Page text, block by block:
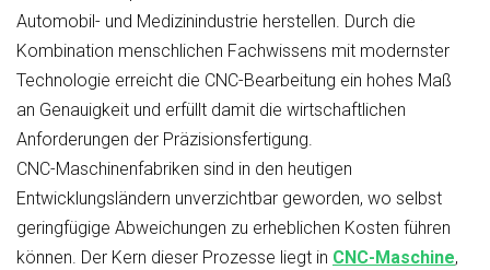
Automobil- und Medizinindustrie herstellen. Durch die
Kombination menschlichen Fachwissens mit modernster
Technologie erreicht die CNC-Bearbeitung ein hohes Maß
an Genauigkeit und erfüllt damit die wirtschaftlichen
Anforderungen der Präzisionsfertigung.
CNC-Maschinenfabriken sind in den heutigen
Entwicklungsländern unverzichtbar geworden, wo selbst
geringfügige Abweichungen zu erheblichen Kosten führen
können. Der Kern dieser Prozesse liegt in CNC-Maschine,